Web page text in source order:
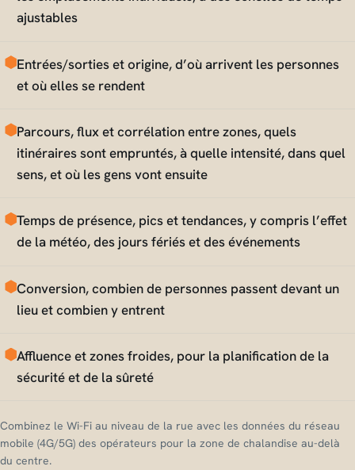
ajustables
Entrées/sorties et origine, d’où arrivent les personnes
et où elles se rendent
Parcours, flux et corrélation entre zones, quels
itinéraires sont empruntés, à quelle intensité, dans quel
sens, et où les gens vont ensuite
Temps de présence, pics et tendances, y compris l’effet
de la météo, des jours fériés et des événements
Conversion, combien de personnes passent devant un
lieu et combien y entrent
Affluence et zones froides, pour la planification de la
sécurité et de la sûreté
Combinez le Wi-Fi au niveau de la rue avec les données du réseau
mobile (4G/5G) des opérateurs pour la zone de chalandise au-delà
du centre.